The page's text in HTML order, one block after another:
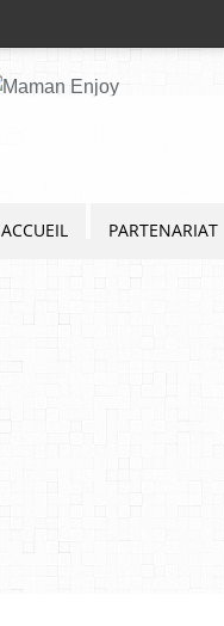
ACCUEIL PARTENARIAT